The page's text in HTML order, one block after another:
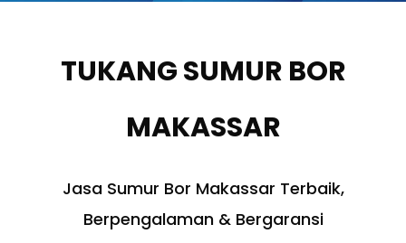
TUKANG SUMUR BOR
MAKASSAR
Jasa Sumur Bor Makassar Terbaik,
Berpengalaman & Bergaransi